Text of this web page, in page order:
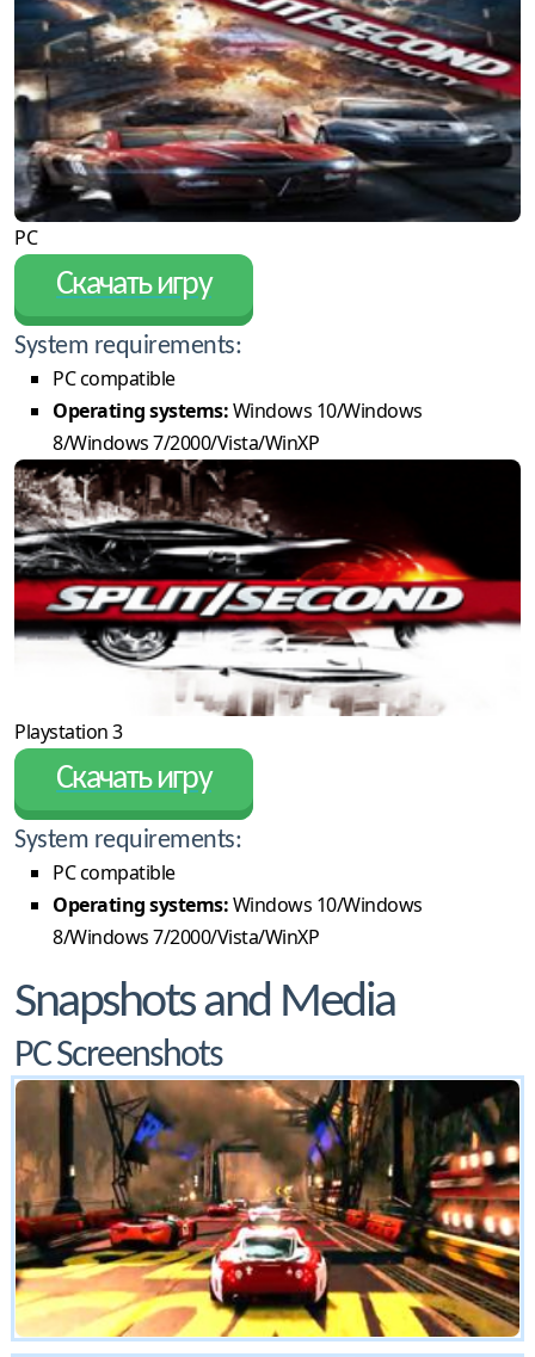
PC
Скачать игру
System requirements:
PC compatible
Operating systems:Windows 10/Windows
8/Windows 7/2000/Vista/WinXP
Playstation 3
Скачать игру
System requirements:
PC compatible
Operating systems:Windows 10/Windows
8/Windows 7/2000/Vista/WinXP
Snapshots and Media
PC Screenshots